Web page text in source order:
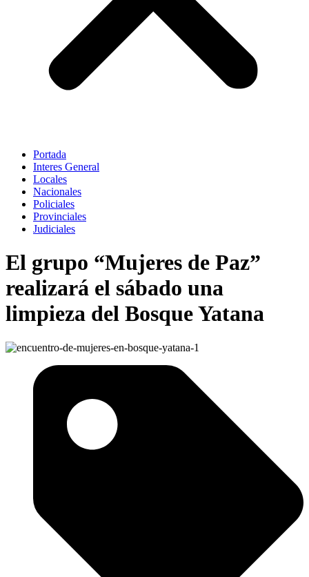
Portada
Interes General
Locales
Nacionales
Policiales
Provinciales
Judiciales
El grupo “Mujeres de Paz”
realizará el sábado una
limpieza del Bosque Yatana